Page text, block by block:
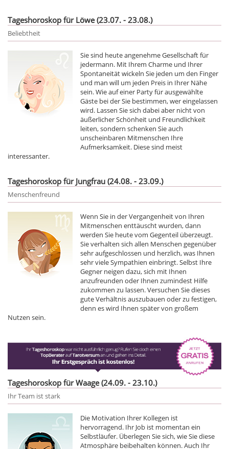
Tageshoroskop für Löwe (23.07. - 23.08.)
Beliebtheit
Sie sind heute angenehme Gesellschaft für
jedermann. Mit Ihrem Charme und Ihrer
Spontaneität wickeln Sie jeden um den Finger
und man will um jeden Preis in Ihrer Nähe
sein. Wie auf einer Party für ausgewählte
Gäste bei der Sie bestimmen, wer eingelassen
wird. Lassen Sie sich dabei aber nicht von
äußerlicher Schönheit und Freundlichkeit
leiten, sondern schenken Sie auch
unscheinbaren Mitmenschen Ihre
Aufmerksamkeit. Diese sind meist
interessanter.
Tageshoroskop für Jungfrau (24.08. - 23.09.)
Menschenfreund
Wenn Sie in der Vergangenheit von Ihren
Mitmenschen enttäuscht wurden, dann
werden Sie heute vom Gegenteil überzeugt.
Sie verhalten sich allen Menschen gegenüber
sehr aufgeschlossen und herzlich, was Ihnen
sehr viele Sympathien einbringt. Selbst Ihre
Gegner neigen dazu, sich mit Ihnen
anzufreunden oder Ihnen zumindest Hilfe
zukommen zu lassen. Versuchen Sie dieses
gute Verhältnis auszubauen oder zu festigen,
denn es wird Ihnen später von großem
Nutzen sein.
Tageshoroskop für Waage (24.09. - 23.10.)
Ihr Team ist stark
Die Motivation Ihrer Kollegen ist
hervorragend. Ihr Job ist momentan ein
Selbstläufer. Überlegen Sie sich, wie Sie diese
Atmosphäre beibehalten können. Auch Ihr